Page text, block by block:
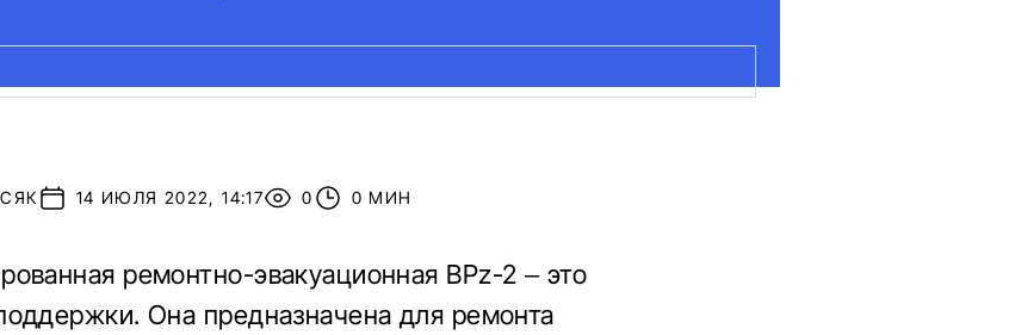
14 ИЮЛЯ 2022, 14:17 0 0 МИН
ремонтно-эвакуационная BPz-2 – это
Она предназначена для ремонта